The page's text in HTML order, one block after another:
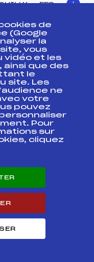
FFS
newsletter
clubs et des Équipes
la newsletter
Pour plus
de
(Google
la
vous
vidéo et les
que des
le
site. Les
ne
votre
pouvez
Pour
sur
cliquez